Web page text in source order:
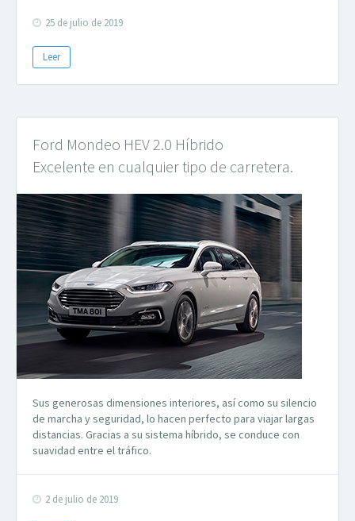
25 de julio de 2019
Leer
Ford Mondeo HEV 2.0 Híbrido
Excelente en cualquier tipo de carretera.
Sus generosas dimensiones interiores, así como su silencio
de marcha y seguridad, lo hacen perfecto para viajar largas
distancias. Gracias a su sistema híbrido, se conduce con
suavidad entre el tráfico.
2 de julio de 2019